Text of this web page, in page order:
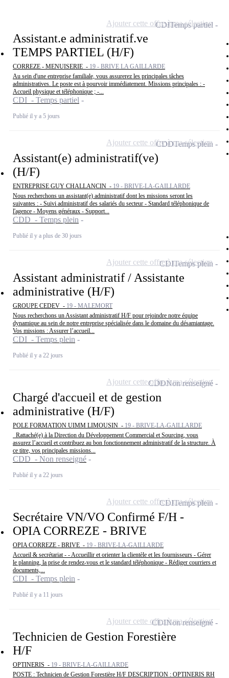
Assistant.e administratif.ve
TEMPS PARTIEL (H/F)
CORREZE - MENUISERIE - 19 - BRIVE LA GAILLARDE
Au sein d'une entreprise familiale, vous assurerez les principales tâches
administratives. Le poste est à pourvoir immédiatement. Missions principales : -
Accueil physique et téléphonique ; -...
CDI - Temps partiel
Publié il y a 5 jours
CDITemps partiel
Ajouter cette offre à ma sélection
Assistant(e) administratif(ve)
(H/F)
ENTREPRISE GUY CHALLANCIN - 19 - BRIVE-LA-GAILLARDE
Nous recherchons un assistant(e) administratif dont les missions seront les
suivantes : - Suivi administratif des salariés du secteur - Standard téléphonique de
l'agence - Moyens généraux - Support...
CDD - Temps plein
Publié il y a plus de 30 jours
CDDTemps plein
Ajouter cette offre à ma sélection
Assistant administratif / Assistante
administrative (H/F)
GROUPE CEDEV - 19 - MALEMORT
Nous recherchons un Assistant administratif H/F pour rejoindre notre équipe
dynamique au sein de notre entreprise spécialisée dans le domaine du désamiantage.
Vos missions : Assurer l’accueil...
CDI - Temps plein
Publié il y a 22 jours
CDITemps plein
Ajouter cette offre à ma sélection
Chargé d'accueil et de gestion
administrative (H/F)
POLE FORMATION UIMM LIMOUSIN - 19 - BRIVE-LA-GAILLARDE
Rattaché(e) à la Direction du Développement Commercial et Sourcing, vous
assurez l’accueil et contribuez au bon fonctionnement administratif de la structure. À
ce titre, vos principales missions...
CDD - Non renseigné
Publié il y a 22 jours
CDDNon renseigné
Ajouter cette offre à ma sélection
Secrétaire VN/VO Confirmé F/H -
OPIA CORREZE - BRIVE
OPIA CORREZE - BRIVE - 19 - BRIVE-LA-GAILLARDE
Accueil & secrétariat - - Accueillir et orienter la clientèle et les fournisseurs - Gérer
le planning, la prise de rendez-vous et le standard téléphonique - Rédiger courriers et
documents,...
CDI - Temps plein
Publié il y a 11 jours
CDITemps plein
Ajouter cette offre à ma sélection
Technicien de Gestion Forestière
H/F
OPTINERIS - 19 - BRIVE-LA-GAILLARDE
POSTE : Technicien de Gestion Forestière H/F DESCRIPTION : OPTINERIS RH
CDINon renseigné
Ajouter cette offre à ma sélection